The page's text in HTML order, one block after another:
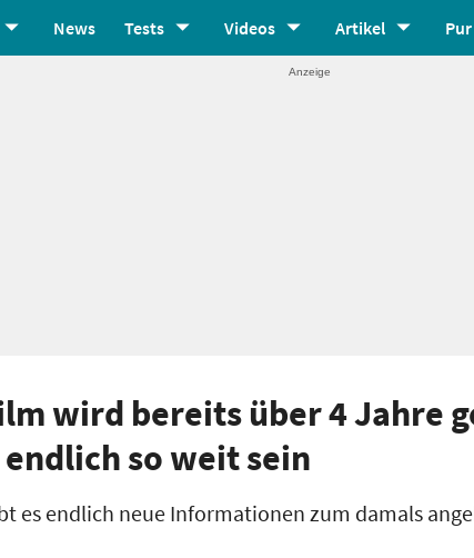
News Tests Videos Artikel Pur
wird bereits über 4 Jahre
so weit sein
es endlich neue Informationen zum damals